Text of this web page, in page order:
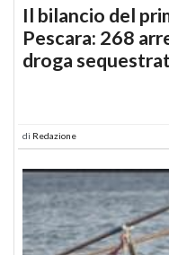
Il bilancio del
Pescara: 268
droga
di Redazione